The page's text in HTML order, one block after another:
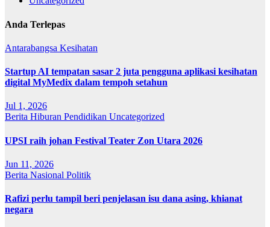
Anda Terlepas
Antarabangsa Kesihatan
Startup AI tempatan sasar 2 juta pengguna aplikasi kesihatan
digital MyMedix dalam tempoh setahun
Jul 1, 2026
Berita Hiburan Pendidikan Uncategorized
UPSI raih johan Festival Teater Zon Utara 2026
Jun 11, 2026
Berita Nasional Politik
Rafizi perlu tampil beri penjelasan isu dana asing, khianat
negara